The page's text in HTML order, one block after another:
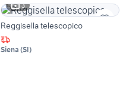
3
Reggisella telescopico
Siena (SI)